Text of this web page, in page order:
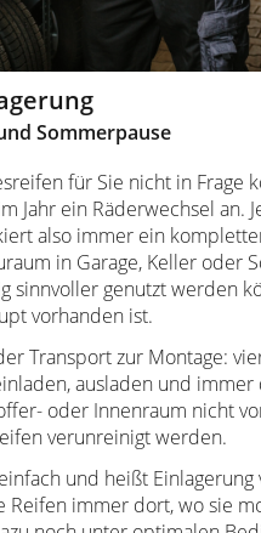
Sommerpause
für Sie nicht in Frage
Jahr ein Räderwechsel an.
also immer ein
in Garage, Keller oder
sinnvoller genutzt werden
vorhanden ist.
Transport zur Montage:
ausladen und immer
oder Innenraum nicht
verunreinigt werden.
und heißt Einlagerung
Reifen immer dort, wo sie